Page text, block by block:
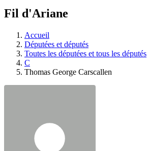
à
législative.
Fil d'Ariane
Accueil
Députées et députés
Toutes les députées et tous les députés
C
Thomas George Carscallen